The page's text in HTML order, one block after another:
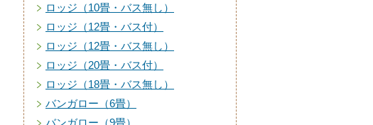
ロッジ（10畳・バス無し）
ロッジ（12畳・バス付）
ロッジ（12畳・バス無し）
ロッジ（20畳・バス付）
ロッジ（18畳・バス無し）
バンガロー（6畳）
バンガロー（9畳）